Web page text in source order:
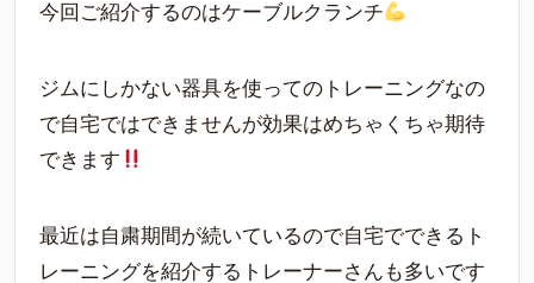
今回ご紹介するのはケーブルクランチ
ジムにしかない器具を使ってのトレーニングなの
で自宅ではできませんが効果はめちゃくちゃ期待
できます
最近は自粛期間が続いているので自宅でできるト
レーニングを紹介するトレーナーさんも多いです